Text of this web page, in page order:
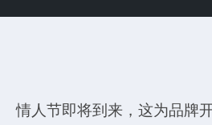
情人节即将到来，这为品牌